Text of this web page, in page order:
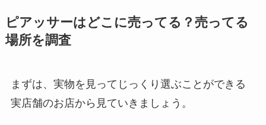
ピアッサーはどこに売ってる？売ってる
場所を調査
まずは、実物を見ってじっくり選ぶことができる
実店舗のお店から見ていきましょう。